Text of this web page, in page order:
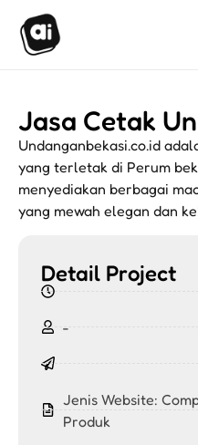
Jasa Cetak
Undanganbekasi.co.id
yang terletak di Perum
menyediakan berbagai
yang mewah elegan dan
Detail Project
-
Jenis Website:
Produk